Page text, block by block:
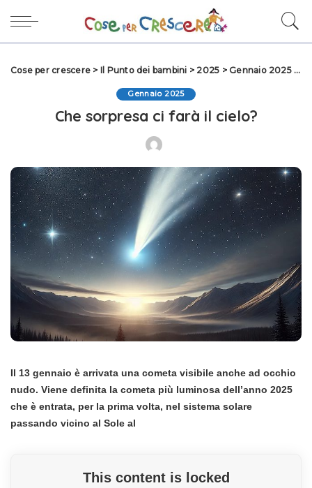
Cose per crescere > Il Punto dei bambini > 2025 >Gennaio 2025>
Gennaio 2025
Che sorpresa ci farà il cielo?
Il 13 gennaio è arrivata una cometa visibile anche ad occhio
nudo. Viene definita la cometa più luminosa dell’anno 2025
che è entrata, per la prima volta, nel sistema solare
passando vicino al Sole al
This content is locked